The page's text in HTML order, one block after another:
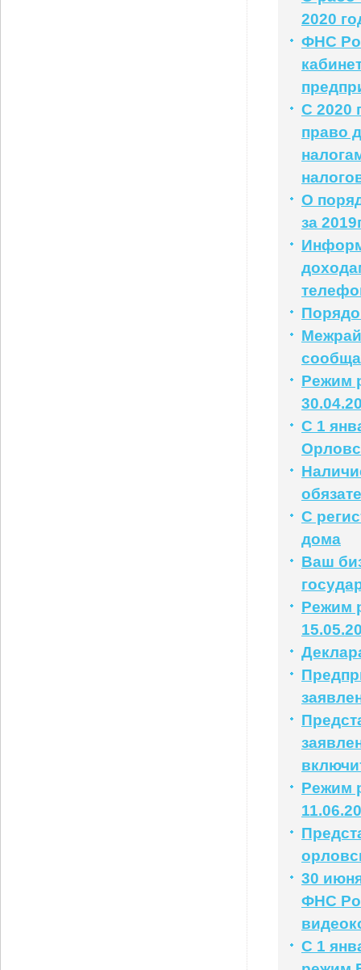
2020
ФНС
С 2020
право
О
за
Режим
С 1
С
дома
Ваш
Режим
Режим
30
ФНС
С 1